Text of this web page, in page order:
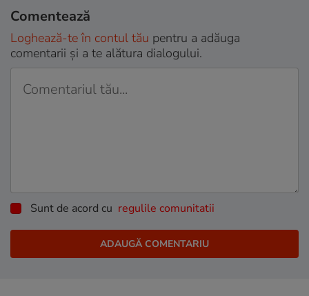
Comentează
Loghează-te în contul tău pentru a adăuga
comentarii și a te alătura dialogului.
Sunt de acord cu regulile comunitatii